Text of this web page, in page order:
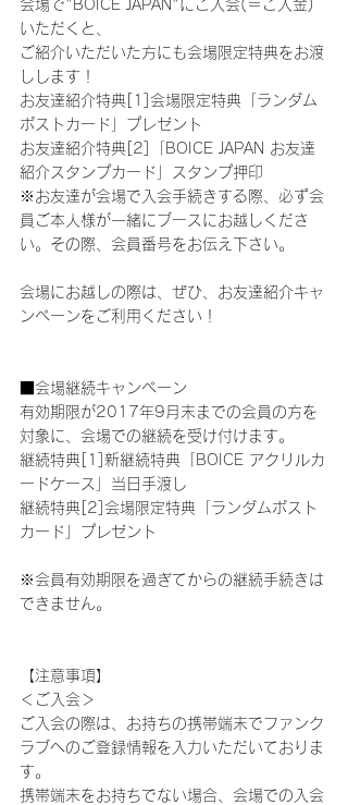
会場で"BOICE JAPAN"にご入会(＝ご入金)
いただくと、
ご紹介いただいた方にも会場限定特典をお渡
しします！
お友達紹介特典[1]会場限定特典「ランダム
ポストカード」プレゼント
お友達紹介特典[2]「BOICE JAPAN お友達
紹介スタンプカード」スタンプ押印
※お友達が会場で入会手続きする際、必ず会
員ご本人様が一緒にブースにお越しくださ
い。その際、会員番号をお伝え下さい。
会場にお越しの際は、ぜひ、お友達紹介キャ
ンペーンをご利用ください！
■会場継続キャンペーン
有効期限が2017年9月末までの会員の方を
対象に、会場での継続を受け付けます。
継続特典[1]新継続特典「BOICE アクリルカ
ードケース」当日手渡し
継続特典[2]会場限定特典「ランダムポスト
カード」プレゼント
※会員有効期限を過ぎてからの継続手続きは
できません。
【注意事項】
＜ご入会＞
ご入会の際は、お持ちの携帯端末でファンク
ラブへのご登録情報を入力いただいておりま
す。
携帯端末をお持ちでない場合、会場での入会